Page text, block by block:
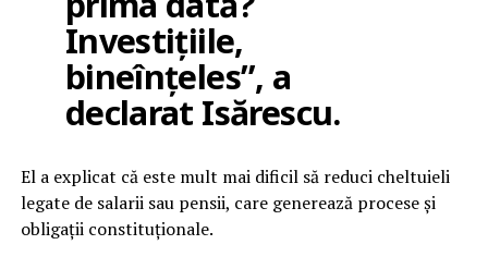
Investițiile,
bineînțeles”, a
declarat Isărescu.
El a explicat că este mult mai dificil să reduci cheltuieli
legate de salarii sau pensii, care generează procese și
obligații constituționale.